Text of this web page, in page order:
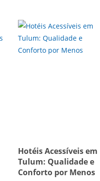
Hotéis Acessíveis em
Tulum: Qualidade e
Conforto por Menos